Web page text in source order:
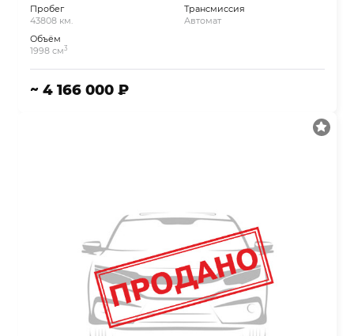
Пробег
43808 км.
Объём
1998 см3
Трансмиссия
Автомат
~ 4 166 000 ₽